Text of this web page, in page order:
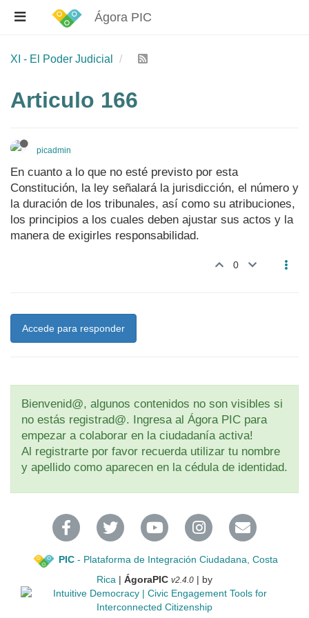
Ágora PIC
XI - El Poder Judicial
Articulo 166
picadmin
En cuanto a lo que no esté previsto por esta
Constitución, la ley señalará la jurisdicción, el número y
la duración de los tribunales, así como su atribuciones,
los principios a los cuales deben ajustar sus actos y la
manera de exigirles responsabilidad.
0
Accede para responder
Bienvenid@, algunos contenidos no son visibles si
no estás registrad@. Ingresa al Ágora PIC para
empezar a colaborar en la ciudadanía activa!
Al registrarte por favor recuerda utilizar tu nombre
y apellido como aparecen en la cédula de identidad.
PIC- Plataforma de Integración Ciudadana, Costa
Rica | ÁgoraPIC v2.4.0 | by